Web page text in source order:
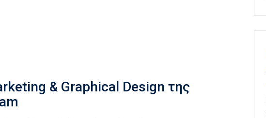
& Graphical Design της